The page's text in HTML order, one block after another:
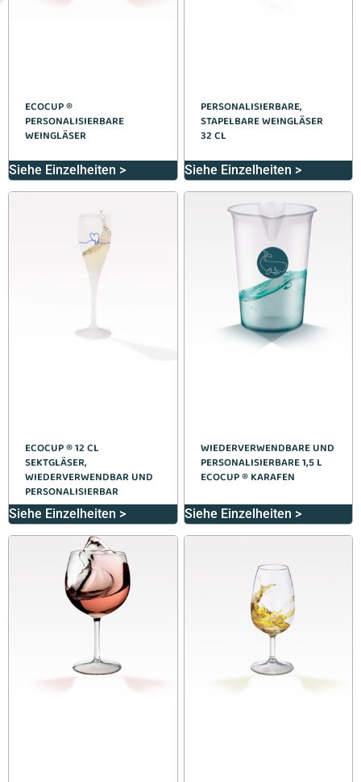
ECOCUP ®
PERSONALISIERBARE
WEINGLÄSER
Siehe Einzelheiten >
PERSONALISIERBARE,
STAPELBARE WEINGLÄSER
32 CL
Siehe Einzelheiten >
ECOCUP ® 12 CL
SEKTGLÄSER,
WIEDERVERWENDBAR UND
PERSONALISIERBAR
Siehe Einzelheiten >
WIEDERVERWENDBARE UND
PERSONALISIERBARE 1,5 L
ECOCUP ® KARAFEN
Siehe Einzelheiten >